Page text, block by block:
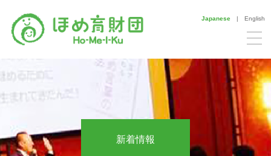
Japanese | English
新着情報